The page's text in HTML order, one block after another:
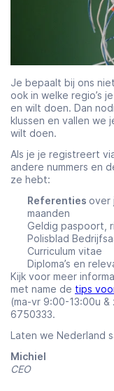
Je bepaalt bij ons
ook in welke regio’s
en wilt doen. Dan
klussen en vallen we
wilt doen.
Als je je registreert
andere nummers en
ze hebt:
Referenties over
maanden
Geldig paspoort,
Polisblad
Curriculum vitae
Diploma’s en
Kijk voor meer
met name de tips
(ma-vr 9:00-13:00u
6750333.
Laten we Nederland
Michiel
CEO